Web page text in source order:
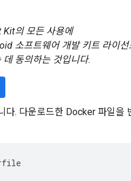
의 모든 사용에
소프트웨어 개발 키트 라이선
동의하는 것입니다.
. 다운로드한 Docker 파일을